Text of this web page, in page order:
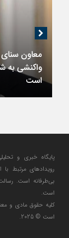
معاون سنای
واکنشی به
است
پایگاه خبری و
رویدادهای مرتبط با
بی‌طرفانه است.
است.
کلیه حقوق مادی و
است © 2025.